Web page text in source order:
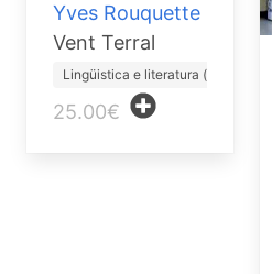
Yves Rouquette
Vent Terral
Lingüistica e literatura (…
25.00€